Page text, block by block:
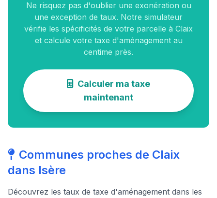
Ne risquez pas d'oublier une exonération ou
une exception de taux. Notre simulateur
vérifie les spécificités de votre parcelle à Claix
et calcule votre taxe d'aménagement au
centime près.
Calculer ma taxe
maintenant
Communes proches de Claix
dans Isère
Découvrez les taux de taxe d'aménagement dans les